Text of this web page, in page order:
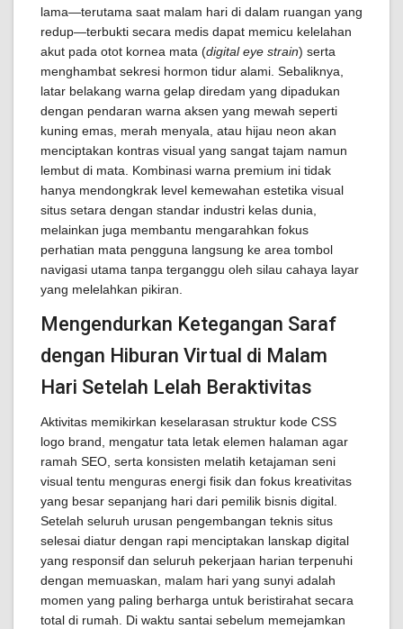
lama—terutama saat malam hari di dalam ruangan yang
redup—terbukti secara medis dapat memicu kelelahan
akut pada otot kornea mata (digital eye strain) serta
menghambat sekresi hormon tidur alami. Sebaliknya,
latar belakang warna gelap diredam yang dipadukan
dengan pendaran warna aksen yang mewah seperti
kuning emas, merah menyala, atau hijau neon akan
menciptakan kontras visual yang sangat tajam namun
lembut di mata. Kombinasi warna premium ini tidak
hanya mendongkrak level kemewahan estetika visual
situs setara dengan standar industri kelas dunia,
melainkan juga membantu mengarahkan fokus
perhatian mata pengguna langsung ke area tombol
navigasi utama tanpa terganggu oleh silau cahaya layar
yang melelahkan pikiran.
Mengendurkan Ketegangan Saraf
dengan Hiburan Virtual di Malam
Hari Setelah Lelah Beraktivitas
Aktivitas memikirkan keselarasan struktur kode CSS
logo brand, mengatur tata letak elemen halaman agar
ramah SEO, serta konsisten melatih ketajaman seni
visual tentu menguras energi fisik dan fokus kreativitas
yang besar sepanjang hari dari pemilik bisnis digital.
Setelah seluruh urusan pengembangan teknis situs
selesai diatur dengan rapi menciptakan lanskap digital
yang responsif dan seluruh pekerjaan harian terpenuhi
dengan memuaskan, malam hari yang sunyi adalah
momen yang paling berharga untuk beristirahat secara
total di rumah. Di waktu santai sebelum memejamkan